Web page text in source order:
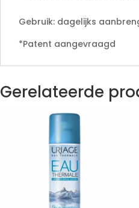
Gebruik: dagelijks
*Patent aangevraagd
Gerelateerde